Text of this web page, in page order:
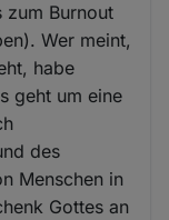
zum Burnout
Wer meint,
habe
geht um eine
des
Menschen in
Gottes an